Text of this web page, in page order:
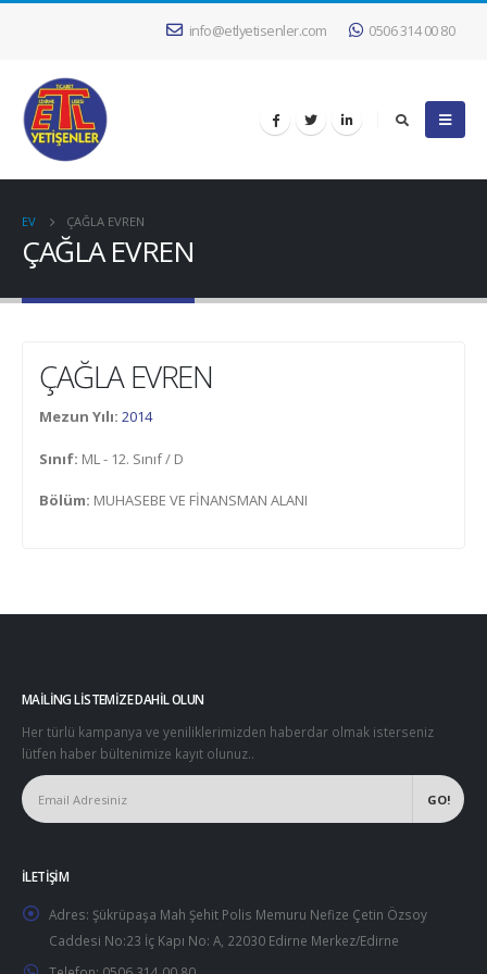
info@etlyetisenler.com 0506 314 00 80
EV ÇAĞLA EVREN
ÇAĞLA EVREN
ÇAĞLA EVREN
Mezun Yılı: 2014
Sınıf: ML - 12. Sınıf / D
Bölüm: MUHASEBE VE FİNANSMAN ALANI
MAILING LISTEMIZE DAHIL OLUN
Her türlü kampanya ve yeniliklerimizden haberdar olmak isterseniz
lütfen haber bültenimize kayıt olunuz..
İLETIŞIM
Adres: Şükrüpaşa Mah Şehit Polis Memuru Nefize Çetin Özsoy
Caddesi No:23 İç Kapı No: A, 22030 Edirne Merkez/Edirne